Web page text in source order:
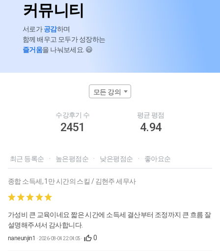
커뮤니티
서로가공감하며
함께 배우고 모두가 성장하는
즐거움을 나눠보세요. 😃
모든 강의
수강후기 수
2451
평균 평점
4.94
최근 등록순 · 높은평점순 · 낮은평점순 · 좋아요순
종합 소득세, 1만 시간의 스킬 / 김현주 세무사
가성비 큰 교육이네요 짧은 시간에 소득세 결산부터 조정까지 큰 흐름 잘
설명해주셔서 감사합니다.
naneunjin1 · 2026-08-04 22:04:05 · 0